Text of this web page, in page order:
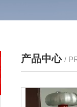
产品中心 /